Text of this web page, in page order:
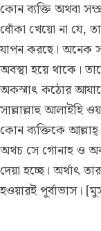
কোন ব্যক্তি অথবা
ধোঁকা খেয়ো না যে,
যাপন করছে। অনেক
অবস্থা হয়ে থাকে।
অকস্মাৎ কঠোর
সাল্লাল্লাহু আলাইহি
কোন ব্যক্তিকে
অথচ সে গোনাহ ও
দেয়া হচ্ছে। অর্থাৎ
হওয়ারই পূর্বাভাস।